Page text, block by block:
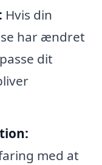
Hvis din
har ændret
dit
med at